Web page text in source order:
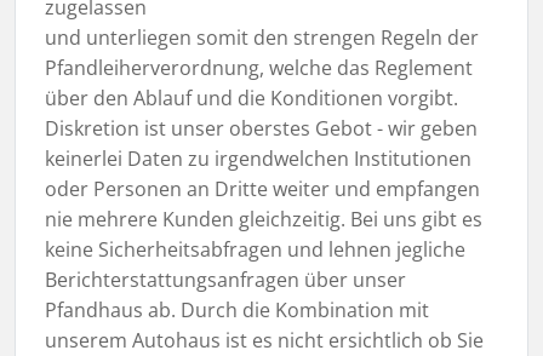
zugelassen
und unterliegen somit den strengen Regeln der
Pfandleiherverordnung, welche das Reglement
über den Ablauf und die Konditionen vorgibt.
Diskretion ist unser oberstes Gebot - wir geben
keinerlei Daten zu irgendwelchen Institutionen
oder Personen an Dritte weiter und empfangen
nie mehrere Kunden gleichzeitig. Bei uns gibt es
keine Sicherheitsabfragen und lehnen jegliche
Berichterstattungsanfragen über unser
Pfandhaus ab. Durch die Kombination mit
unserem Autohaus ist es nicht ersichtlich ob Sie